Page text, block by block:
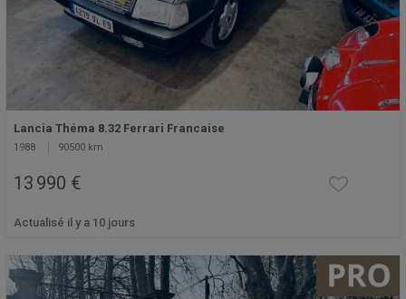
Lancia Théma 8.32 Ferrari Francaise
1988 90500 km
13 990 €
Actualisé il y a 10 jours